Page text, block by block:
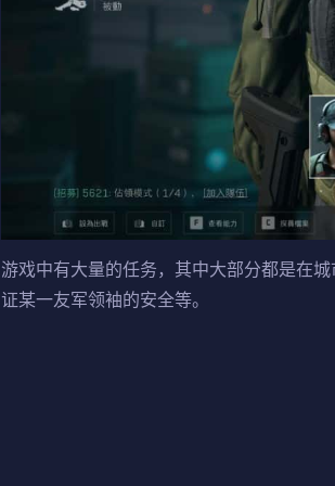
游戏中有大量的任务，其中大部分都是在
证某一友军领袖的安全等。